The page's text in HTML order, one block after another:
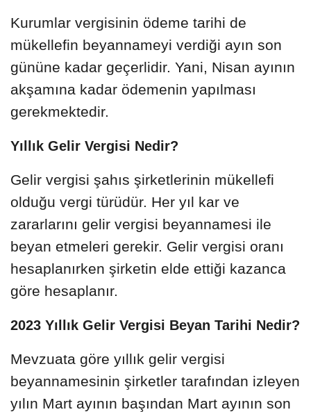
Kurumlar vergisinin ödeme tarihi de
mükellefin beyannameyi verdiği ayın son
gününe kadar geçerlidir. Yani, Nisan ayının
akşamına kadar ödemenin yapılması
gerekmektedir.
Yıllık Gelir Vergisi Nedir?
Gelir vergisi şahıs şirketlerinin mükellefi
olduğu vergi türüdür. Her yıl kar ve
zararlarını gelir vergisi beyannamesi ile
beyan etmeleri gerekir. Gelir vergisi oranı
hesaplanırken şirketin elde ettiği kazanca
göre hesaplanır.
2023 Yıllık Gelir Vergisi Beyan Tarihi Nedir?
Mevzuata göre yıllık gelir vergisi
beyannamesinin şirketler tarafından izleyen
yılın Mart ayının başından Mart ayının son